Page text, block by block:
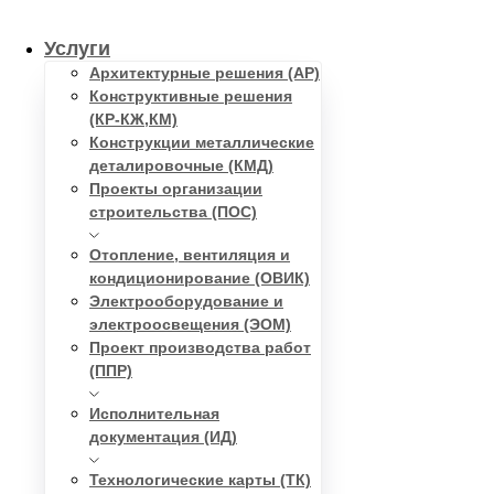
Услуги
Архитектурные решения (АР)
Конструктивные решения
(КР-КЖ,КМ)
Конструкции металлические
деталировочные (КМД)
Проекты организации
строительства (ПОС)
Отопление, вентиляция и
кондиционирование (ОВИК)
Электрооборудование и
электроосвещения (ЭОМ)
Проект производства работ
(ППР)
Исполнительная
документация (ИД)
Технологические карты (ТК)